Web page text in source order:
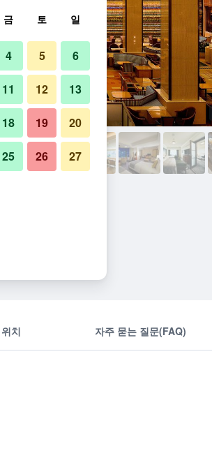
위치 자주 묻는 질문(FAQ)
금 토 일
4 5 6
11 12 13
18 19 20
25 26 27